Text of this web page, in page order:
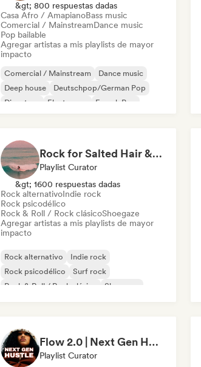
&gt; 800 respuestas dadas
Casa Afro / AmapianoBass music
Comercial / MainstreamDance music
Pop bailable
Agregar artistas a mis playlists de mayor
impacto
Comercial / Mainstream
Dance music
Deep house
Deutschpop/German Pop
Discoteca
Electropop
French Pop
Rock for Salted Hair & Sandy Toes
Playlist Curator
&gt; 1600 respuestas dadas
Rock alternativoIndie rock
Rock psicodélico
Rock & Roll / Rock clásicoShoegaze
Agregar artistas a mis playlists de mayor
impacto
Rock alternativo
Indie rock
Rock psicodélico
Surf rock
Rock & Roll / Rock clásico
Shoegaze
Flow 2.0 | Next Gen Hustle
Playlist Curator